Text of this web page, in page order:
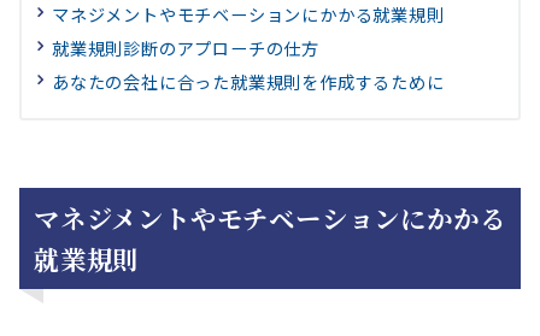
マネジメントやモチベーションにかかる就業規則
就業規則診断のアプローチの仕方
あなたの会社に合った就業規則を作成するために
マネジメントやモチベーションにかかる
就業規則